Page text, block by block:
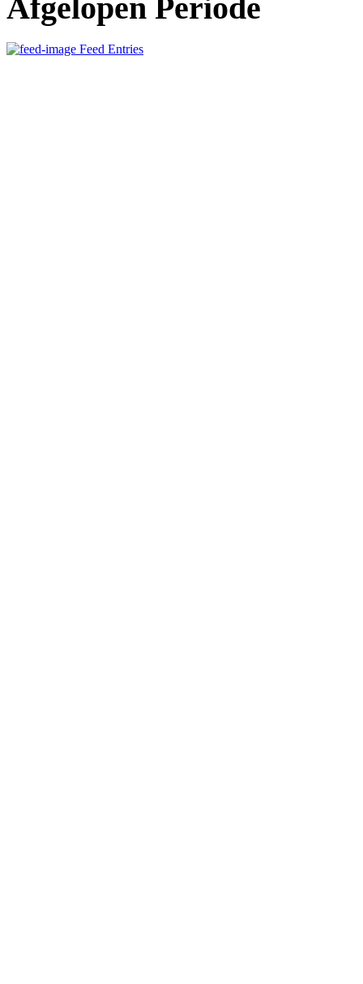
Afgelopen Periode
Feed Entries